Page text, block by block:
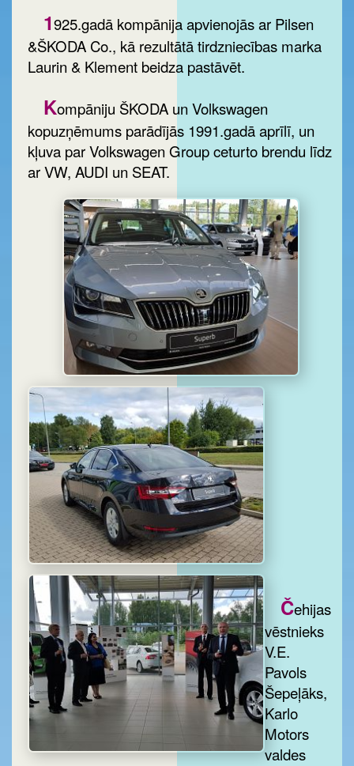
1925.gadā kompānija apvienojās ar Pilsen
&ŠKODA Co., kā rezultātā tirdzniecības marka
Laurin & Klement beidza pastāvēt.
Kompāniju ŠKODA un Volkswagen
kopuzņēmums parādījās 1991.gadā aprīlī, un
kļuva par Volkswagen Group ceturto brendu līdz
ar VW, AUDI un SEAT.
Čehijas
vēstnieks
V.E.
Pavols
Šepeļāks,
Karlo
Motors
valdes